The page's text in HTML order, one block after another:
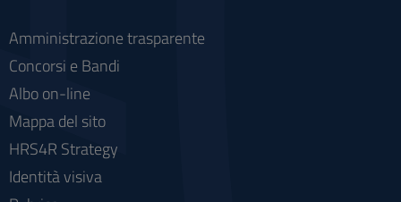
Amministrazione trasparente
Concorsi e Bandi
Albo on-line
Mappa del sito
HRS4R Strategy
Identità visiva